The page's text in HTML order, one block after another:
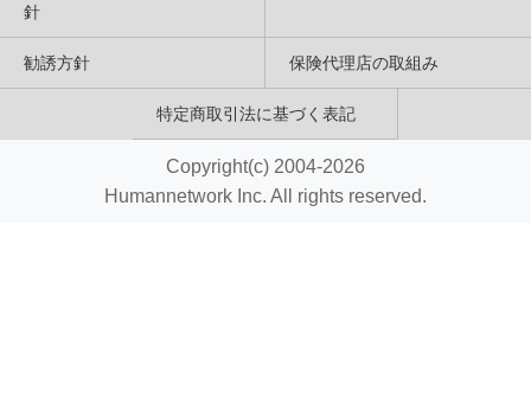
針
勧誘方針 保険代理店の取組み
特定商取引法に基づく表記
Copyright(c) 2004-2026
Humannetwork Inc. All rights reserved.